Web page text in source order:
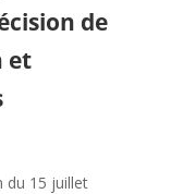
de
et
du 15 juillet